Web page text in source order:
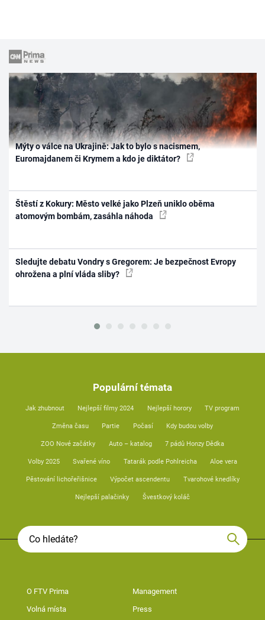
Mýty o válce na Ukrajině: Jak to bylo s nacismem,
Euromajdanem či Krymem a kdo je diktátor?
Štěstí z Kokury: Město velké jako Plzeň uniklo oběma
atomovým bombám, zasáhla náhoda
Sledujte debatu Vondry s Gregorem: Je bezpečnost Evropy
ohrožena a plní vláda sliby?
Populární témata
Jak zhubnout Nejlepší filmy 2024 Nejlepší horory TV program
Změna času Partie Počasí Kdy budou volby
ZOO Nové začátky Auto – katalog 7 pádů Honzy Dědka
Volby 2025 Svařené víno Tatarák podle Pohlreicha Aloe vera
Pěstování lichořeřišnice Výpočet ascendentu Tvarohové knedlíky
Nejlepší palačinky Švestkový koláč
O FTV Prima Management
Volná místa Press